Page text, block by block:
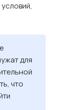
для
что